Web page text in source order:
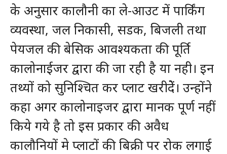
के अनुसार कालौनी का ले-आउट में पार्किंग
व्यवस्था, जल निकासी, सडक, बिजली तथा
पेयजल की बेसिक आवश्यकता की पूर्ति
कालोनाईजर द्वारा की जा रही है या नही। इन
तथ्यों को सुनिश्चित कर प्लाट खरीदेें। उन्होंने
कहा अगर कालोनाइजर द्वारा मानक पूर्ण नहीं
किये गये है तो इस प्रकार की अवैध
कालौनियों मे प्लाटों की बिक्री पर रोक लगाई